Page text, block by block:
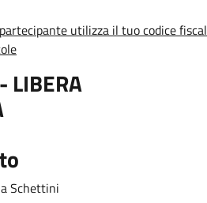
utilizza il tuo codice
LIBERA
Schettini